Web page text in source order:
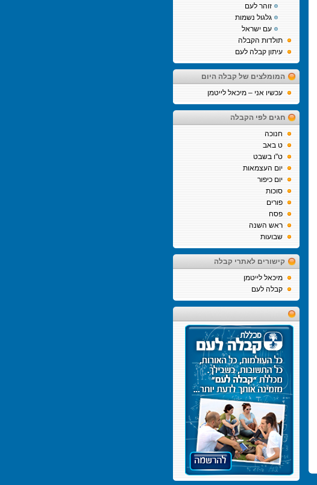
זוהר לעם
גלגול נשמות
עם ישראל
תולדות הקבלה
עיתון קבלה לעם
המומלצים של קבלה היום
עכשיו אני – מיכאל לייטמן
חגים לפי הקבלה
חנוכה
ט באב
ט"ו בשבט
יום העצמאות
יום כיפור
סוכות
פורים
פסח
ראש השנה
שבועות
קישורים לאתרי קבלה
מיכאל לייטמן
קבלה לעם